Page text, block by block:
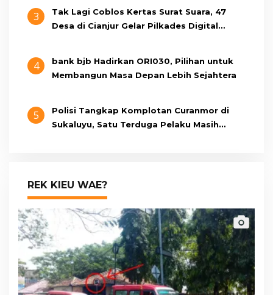
3
Tak Lagi Coblos Kertas Surat Suara, 47
Desa di Cianjur Gelar Pilkades Digital
4
bank bjb Hadirkan ORI030, Pilihan untuk
Membangun Masa Depan Lebih Sejahtera
5
Polisi Tangkap Komplotan Curanmor di
Sukaluyu, Satu Terduga Pelaku Masih
REK KIEU WAE?